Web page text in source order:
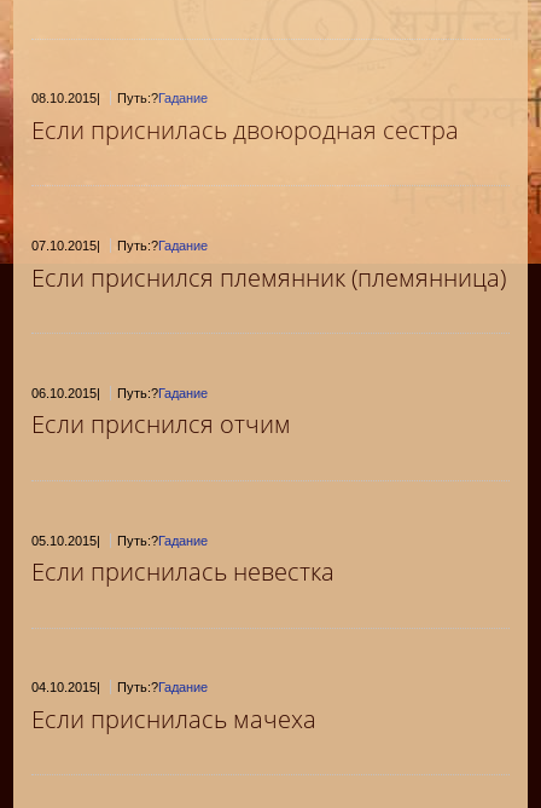
08.10.2015 Путь:?Гадание
Если приснилась двоюродная сестра
07.10.2015| Путь:?Гадание
Если приснился племянник (племянница)
06.10.2015| Путь:?Гадание
Если приснился отчим
05.10.2015| Путь:?Гадание
Если приснилась невестка
04.10.2015 Путь:?Гадание
Если приснилась мачеха